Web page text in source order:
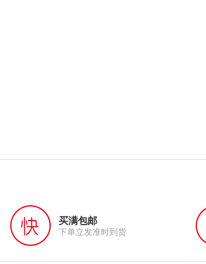
买满包邮
下单立发准时到货